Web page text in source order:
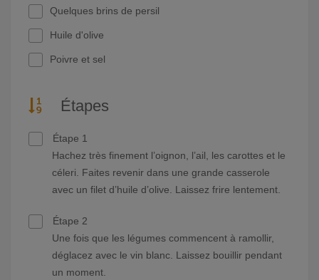
Quelques brins de persil
Huile d'olive
Poivre et sel
Étapes
Étape 1
Hachez très finement l’oignon, l’ail, les carottes et le
céleri. Faites revenir dans une grande casserole
avec un filet d’huile d’olive. Laissez frire lentement.
Étape 2
Une fois que les légumes commencent à ramollir,
déglacez avec le vin blanc. Laissez bouillir pendant
un moment.